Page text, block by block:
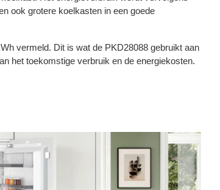
ook grotere koelkasten in een goede
vermeld. Dit is wat de PKD28088 gebruikt aan
het toekomstige verbruik en de energiekosten.